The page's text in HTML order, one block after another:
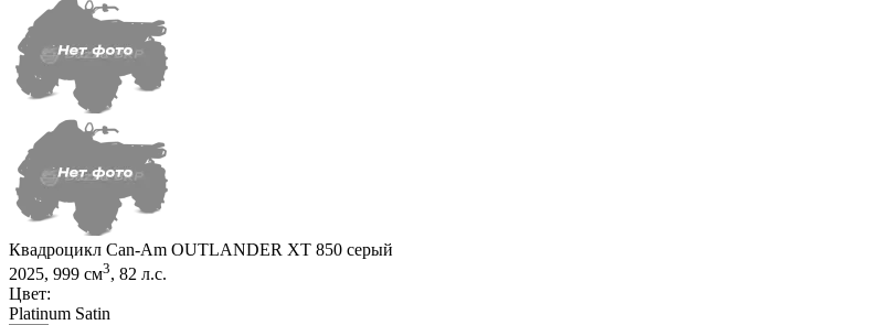
Квадроцикл Can-Am OUTLANDER XT 850 серый
2025, 999 см3, 82 л.с.
Цвет:
Platinum Satin